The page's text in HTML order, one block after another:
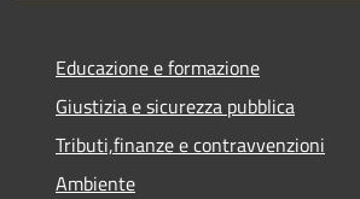
Educazione e formazione
Giustizia e sicurezza pubblica
Tributi,finanze e contravvenzioni
Ambiente